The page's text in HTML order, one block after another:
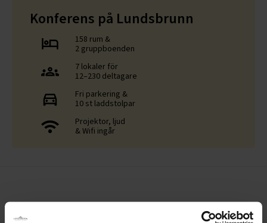
Konferens på Lundsbrunn
158 rum &
2 gruppboenden
7 lokaler för
12–230 deltagare
Fri parkering &
10 st laddstolpar
Projektor, ljud
& Wifi ingår
Konferensaktiviteter